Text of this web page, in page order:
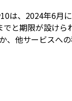
は、2024年6月
と期限が設けら
、他サービスへ